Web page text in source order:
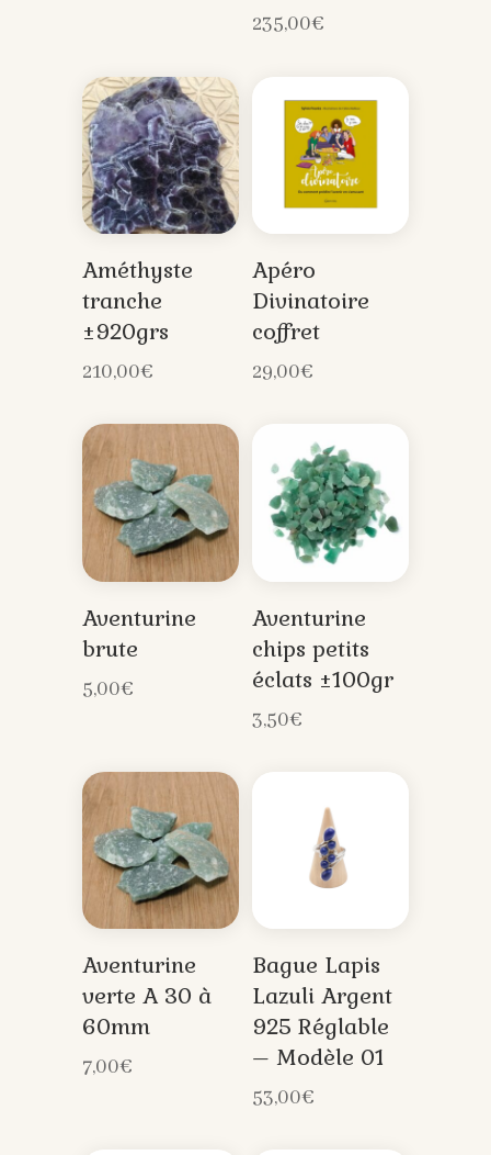
235,00€
Améthyste
tranche
±920grs
210,00€
Apéro
Divinatoire
coffret
29,00€
Aventurine
brute
5,00€
Aventurine
chips petits
éclats ±100gr
3,50€
Aventurine
verte A 30 à
60mm
7,00€
Bague Lapis
Lazuli Argent
925 Réglable
– Modèle 01
53,00€